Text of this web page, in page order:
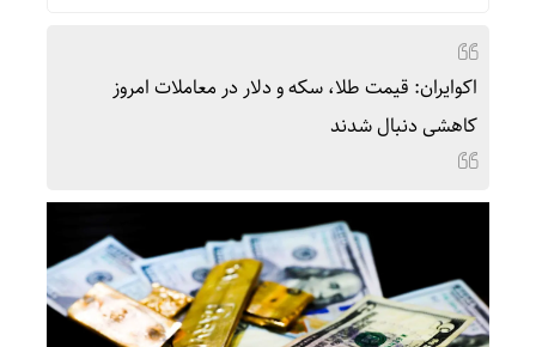
اکوایران: قیمت طلا، سکه و دلار در معاملات امروز
کاهشی دنبال شدند